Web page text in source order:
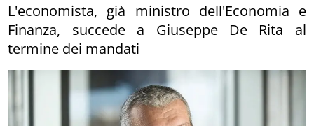
L'economista, già ministro dell'Economia e
Finanza, succede a Giuseppe De Rita al
termine dei mandati